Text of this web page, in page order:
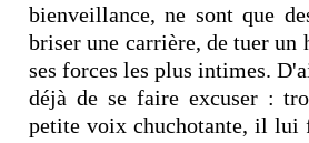
bienveillance, ne sont que
briser une carrière, de tuer un
ses forces les plus intimes.
déjà de se faire excuser :
petite voix chuchotante, il